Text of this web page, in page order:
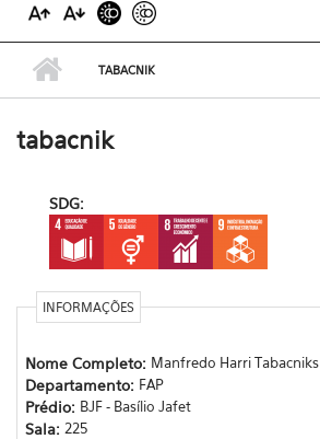
TABACNIK
tabacnik
SDG:
INFORMAÇÕES
Nome Completo: Manfredo Harri Tabacniks
Departamento: FAP
Prédio: BJF - Basílio Jafet
Sala: 225